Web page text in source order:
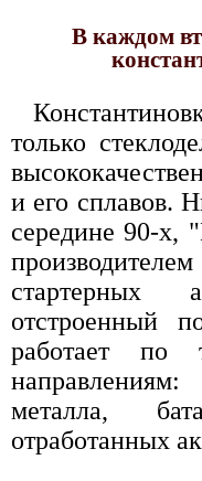
В каждом
только
и его сплавов.
середине 90-х,
стартерных
отстроенный
работает по
металла,
отработанных